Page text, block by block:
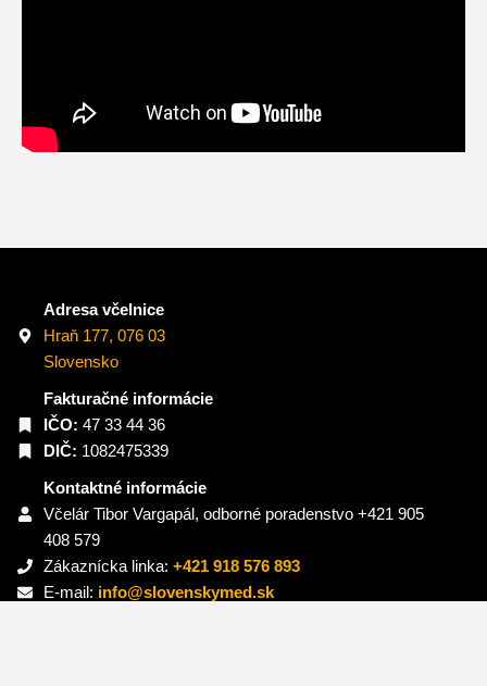
Adresa včelnice
Hraň 177, 076 03
Slovensko
Fakturačné informácie
IČO: 47 33 44 36
DIČ: 1082475339
Kontaktné informácie
Včelár Tibor Vargapál, odborné poradenstvo +421 905
408 579
Zákaznícka linka: +421 918 576 893
E-mail: info@slovenskymed.sk